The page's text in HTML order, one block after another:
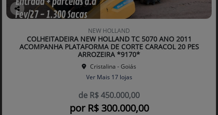
Co
lhe
NEW HOLLAND
COLHEITADEIRA NEW HOLLAND TC 5070 ANO 2011
ACOMPANHA PLATAFORMA DE CORTE CARACOL 20 PES
ARROZEIRA *9170*
Cristalina - Goiás
Ver Mais 17 lojas
de R$ 450.000,00
por R$ 300.000,00